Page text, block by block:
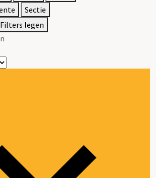
Sectie
Filters legen